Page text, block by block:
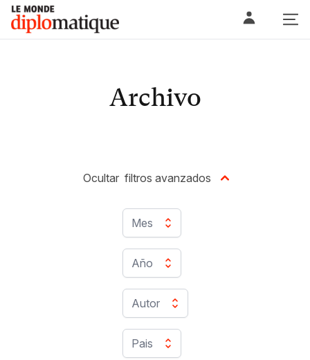
Skip
content
Le monde diplomatique
Archivo
Mes
Año
Autor
Pais
Ocultar filtros avanzados